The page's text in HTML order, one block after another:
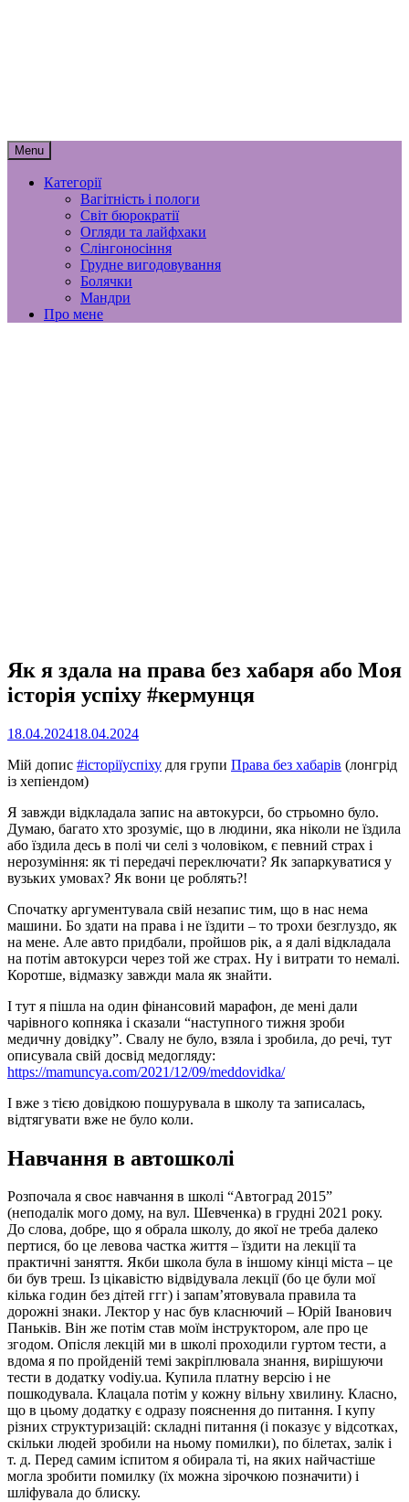
Menu
Категорії
Вагітність і пологи
Світ бюрократії
Огляди та лайфхаки
Слінгоносіння
Грудне вигодовування
Болячки
Мандри
Про мене
Як я здала на права без хабаря або Моя
історія успіху #кермунця
18.04.202418.04.2024
Мій допис #історіїуспіху для групи Права без хабарів (лонгрід
із хепіендом)
Я завжди відкладала запис на автокурси, бо стрьомно було.
Думаю, багато хто зрозуміє, що в людини, яка ніколи не їздила
або їздила десь в полі чи селі з чоловіком, є певний страх і
нерозуміння: як ті передачі переключати? Як запаркуватися у
вузьких умовах? Як вони це роблять?!
Спочатку аргументувала свій незапис тим, що в нас нема
машини. Бо здати на права і не їздити – то трохи безглуздо, як
на мене. Але авто придбали, пройшов рік, а я далі відкладала
на потім автокурси через той же страх. Ну і витрати то немалі.
Коротше, відмазку завжди мала як знайти.
І тут я пішла на один фінансовий марафон, де мені дали
чарівного копняка і сказали “наступного тижня зроби
медичну довідку”. Свалу не було, взяла і зробила, до речі, тут
описувала свій досвід медогляду:
https://mamuncya.com/2021/12/09/meddovidka/
І вже з тією довідкою пошурувала в школу та записалась,
відтягувати вже не було коли.
Навчання в автошколі
Розпочала я своє навчання в школі “Автоград 2015”
(неподалік мого дому, на вул. Шевченка) в грудні 2021 року.
До слова, добре, що я обрала школу, до якої не треба далеко
пертися, бо це левова частка життя – їздити на лекції та
практичні заняття. Якби школа була в іншому кінці міста – це
би був треш. Із цікавістю відвідувала лекції (бо це були мої
кілька годин без дітей ггг) і запам’ятовувала правила та
дорожні знаки. Лектор у нас був класнючий – Юрій Іванович
Паньків. Він же потім став моїм інструктором, але про це
згодом. Опісля лекцій ми в школі проходили гуртом тести, а
вдома я по пройденій темі закріплювала знання, вирішуючи
тести в додатку vodiy.ua. Купила платну версію і не
пошкодувала. Клацала потім у кожну вільну хвилину. Класно,
що в цьому додатку є одразу пояснення до питання. І купу
різних структуризацій: складні питання (і показує у відсотках,
скільки людей зробили на ньому помилки), по білетах, залік і
т. д. Перед самим іспитом я обирала ті, на яких найчастіше
могла зробити помилку (їх можна зірочкою позначити) і
шліфувала до блиску.